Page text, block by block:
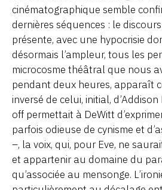
cinématographique semble
dernières séquences : le
présente, avec une hypocrisie
désormais l’ampleur, tous les
microcosme théâtral que nous
pendant deux heures, apparaît
inversé de celui, initial,
off permettait à DeWitt
parfois odieuse de cynisme et
–, la voix, qui, pour Eve, ne
et appartenir au domaine du
qu’associée au mensonge.